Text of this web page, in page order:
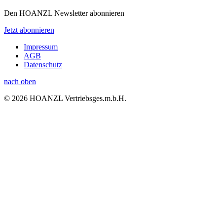
Den HOANZL Newsletter abonnieren
Jetzt abonnieren
Impressum
AGB
Datenschutz
nach oben
© 2026 HOANZL Vertriebsges.m.b.H.